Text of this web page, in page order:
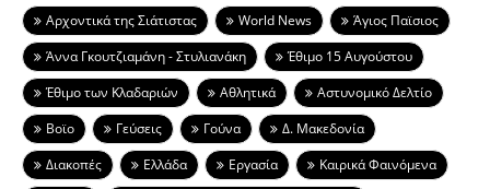
Aρχοντικά της Σιάτιστας World News
Άγιος Παϊσιος
Άννα Γκουτζιαμάνη - Στυλιανάκη
Έθιμο 15 Αυγούστου
Έθιμο των Κλαδαριών
Αθλητικά
Αστυνομικό Δελτίο
Βοϊο
Γεύσεις Γούνα
Δ. Μακεδονία
Διακοπές
Ελλάδα Εργασία
Καιρικά Φαινόμενα